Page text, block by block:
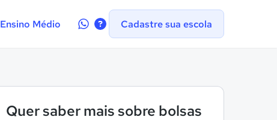
Ensino Médio
Contate-Cadastre sua escola
Quer saber mais sobre bolsas